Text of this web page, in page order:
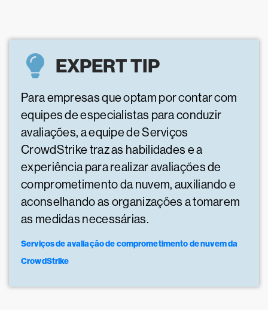
EXPERT TIP
Para empresas que optam por contar com
equipes de especialistas para conduzir
avaliações, a equipe de Serviços
CrowdStrike traz as habilidades e a
experiência para realizar avaliações de
comprometimento da nuvem, auxiliando e
aconselhando as organizações a tomarem
as medidas necessárias.
Serviços de avaliação de comprometimento de nuvem da
CrowdStrike